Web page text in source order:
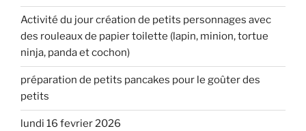
Activité du jour création de petits personnages avec
des rouleaux de papier toilette (lapin, minion, tortue
ninja, panda et cochon)
préparation de petits pancakes pour le goûter des
petits
lundi 16 fevrier 2026